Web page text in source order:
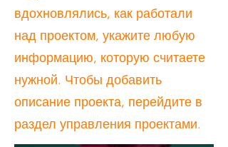
вдохновлялись, как работали
над проектом, укажите любую
информацию, которую считаете
нужной. Чтобы добавить
описание проекта, перейдите в
раздел управления проектами.